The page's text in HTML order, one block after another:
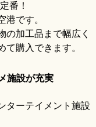
番！
です。
の加工品まで幅広く
購入できます。
施設が充実
ターテイメント施設